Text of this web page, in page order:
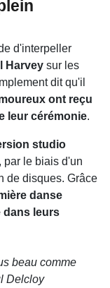
d'interpeller
Harvey sur les
dit qu'il
ont reçu
leur cérémonie.
studio
, par le biais d'un
de disques. Grâce
danse
dans leurs
beau comme
Delcloy